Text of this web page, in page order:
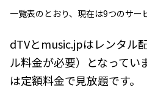
一覧表のとおり、現在は9つのサー
dTVとmusic.jpはレンタル
ル料金が必要）となってい
は定額料金で見放題です。